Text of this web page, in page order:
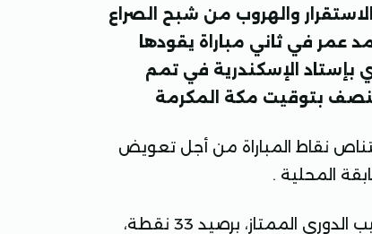
والهروب من شبح الصراع
عمر في ثاني مباراة يقودها
31 بالدوري المصري بإستاد الإسكندرية في تمم
بتوقيت مكة المكرمة
نقاط المباراة من أجل تعويض
المحلية .
ويحتل فريق الاتحاد السكندري المركز الثالث عشر في جدول ترتيب الدوري الممتاز، برصيد 33 نقطة،